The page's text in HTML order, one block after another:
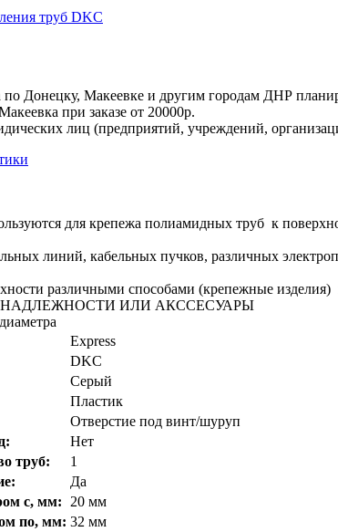
труб DKC
по Донецку, Макеевке и другим городам ДНР
при заказе от 20000р.
лиц (предприятий, учреждений,
для крепежа полиамидных труб к
линий, кабельных пучков, различных
различными способами (крепежные
ИЛИ АКССЕСУАРЫ
Express
DKC
Серый
Пластик
Отверстие под винт/шуруп
Нет
труб:
1
Да
с, мм:
20 мм
по, мм: 32 мм